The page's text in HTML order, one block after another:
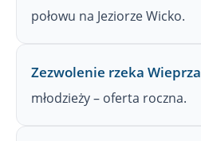
połowu na Jeziorze Wicko.
Zezwolenie rzeka Wieprza
młodzieży – oferta roczna.